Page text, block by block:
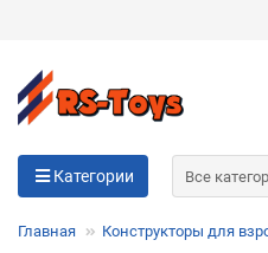
Категории Все
Главная Конструкторы для
Разбейте